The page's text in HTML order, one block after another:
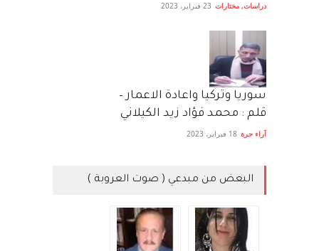
دراسات, مختارات 23 فبراير، 2023
سوريا وتركيا واعادة الاعمار –
قلم : محمد فؤاد زيد الكيلاني
آراء حرة 18 فبراير، 2023
البعض من مبدعي ( صوت العروبة )